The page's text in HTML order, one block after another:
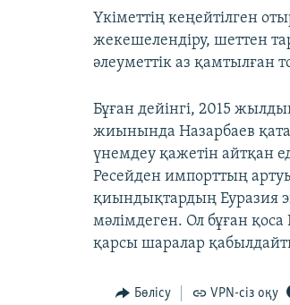
Үкіметтің кеңейтілген
жекешелендіру, шеттен
әлеуметтік аз қамтылған
Бұған дейінгі, 2015
жиынында Назарбаев
үнемдеу қажетін айтқан
Ресейден импорттың
қиындықтардың Еуразия
мәлімдеген. Ол бұған
қарсы шаралар
Бөлісу VPN-сіз оқу